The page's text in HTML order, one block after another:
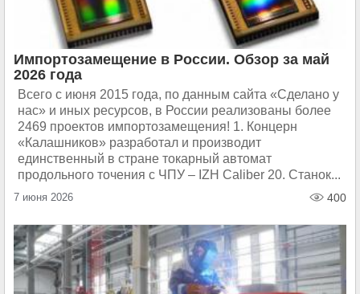
Импортозамещение в России. Обзор за май
2026 года
Всего с июня 2015 года, по данным сайта «Сделано у
нас» и иных ресурсов, в России реализованы более
2469 проектов импортозамещения! 1. Концерн
«Калашников» разработал и производит
единственный в стране токарный автомат
продольного точения с ЧПУ – IZH Caliber 20. Станок...
7 июня 2026 400